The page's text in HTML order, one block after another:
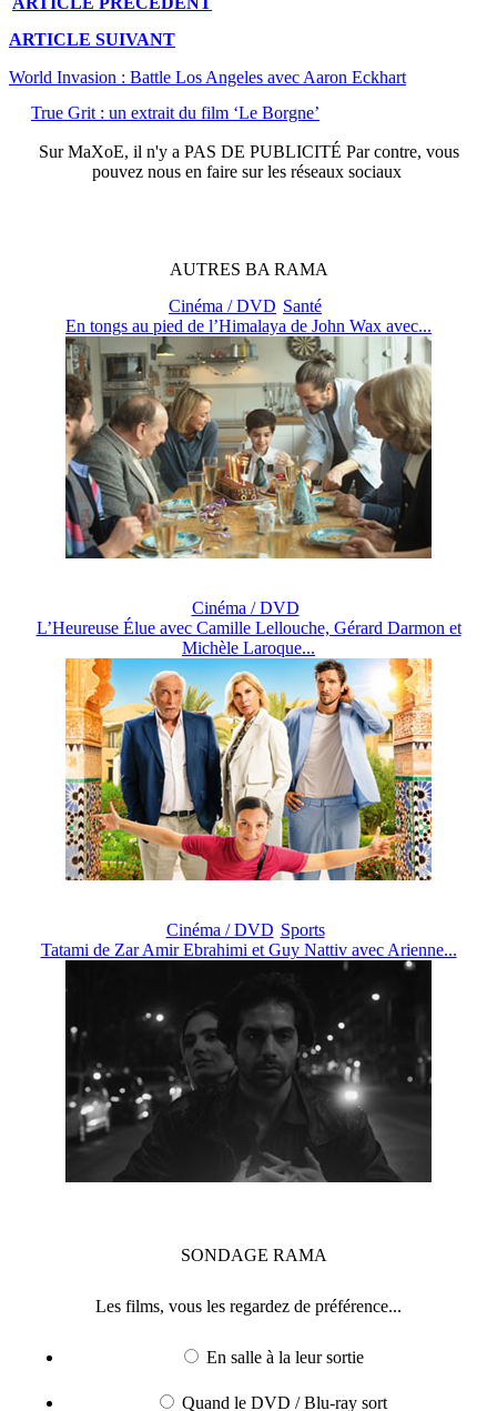
ARTICLE SUIVANT
World Invasion : Battle Los Angeles avec Aaron Eckhart
True Grit : un extrait du film ‘Le Borgne’
SurMaXoE, il n'y a PAS DE PUBLICITÉ Par contre, vous
pouvez nous en faire sur les réseaux sociaux
AUTRES BA RAMA
Cinéma / DVD Santé
En tongs au pied de l’Himalaya de John Wax avec...
Cinéma / DVD
L’Heureuse Élue avec Camille Lellouche, Gérard Darmon et
Michèle Laroque...
Cinéma / DVD Sports
Tatami de Zar Amir Ebrahimi et Guy Nattiv avec Arienne...
SONDAGE RAMA
Les films, vous les regardez de préférence...
En salle à la leur sortie
Quand le DVD / Blu-ray sort